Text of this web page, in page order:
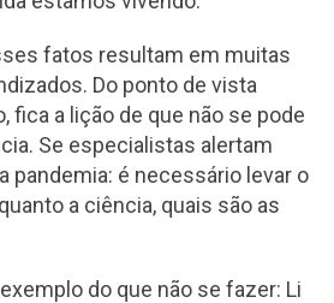
fatos resultam em muitas
Do ponto de vista
fica a lição de que não se pode
Se especialistas alertam
pandemia: é necessário levar o
a ciência, quais são as
do que não se fazer: Li